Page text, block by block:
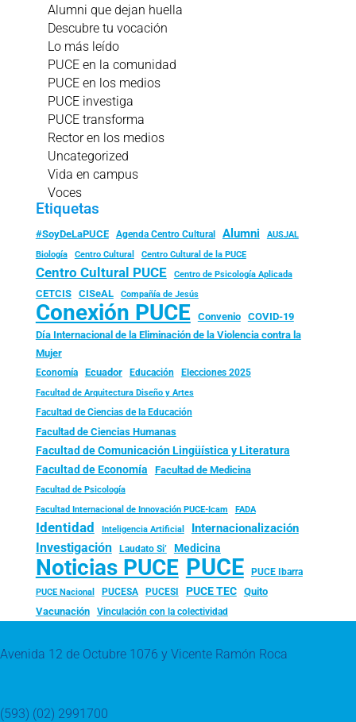
Alumni que dejan huella
Descubre tu vocación
Lo más leído
PUCE en la comunidad
PUCE en los medios
PUCE investiga
PUCE transforma
Rector en los medios
Uncategorized
Vida en campus
Voces
Etiquetas
#SoyDeLaPUCE Agenda Centro Cultural Alumni
AUSJAL
Biología
Centro Cultural Centro Cultural de la PUCE
Centro Cultural PUCE Centro de Psicología Aplicada
CETCIS CISeAL Compañía de Jesús
Conexión PUCE Convenio
COVID-19
Día Internacional de la Eliminación de la Violencia contra la
Mujer
Economía Ecuador Educación Elecciones 2025
Facultad de Arquitectura Diseño y Artes
Facultad de Ciencias de la Educación
Facultad de Ciencias Humanas
Facultad de Comunicación Lingüística y Literatura
Facultad de Economía Facultad de Medicina
Facultad de Psicología
Facultad Internacional de Innovación PUCE-Icam FADA
Identidad Inteligencia Artificial Internacionalización
Investigación Laudato Si’ Medicina
Noticias PUCE PUCE PUCE Ibarra
PUCE Nacional PUCESA PUCESI PUCE TEC
Quito
Vacunación
Vinculación con la colectividad
Avenida 12 de Octubre 1076 y Vicente Ramón Roca
(593) (02) 2991700